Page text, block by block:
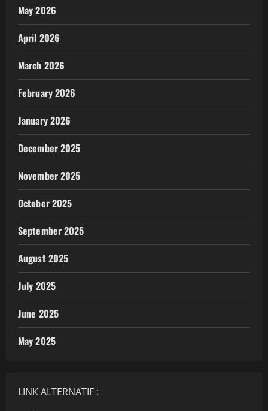
May 2026
April 2026
March 2026
February 2026
January 2026
December 2025
November 2025
October 2025
September 2025
August 2025
July 2025
June 2025
May 2025
LINK ALTERNATIF :